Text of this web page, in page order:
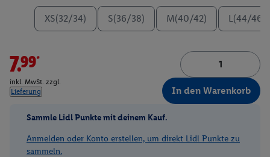
XS(32/34) S(36/38) M(40/42) L(44/46)
7.99*
inkl. MwSt. zzgl.
Lieferung
In den Warenkorb
Sammle Lidl Punkte mit deinem Kauf.
Anmelden oder Konto erstellen, um direkt Lidl Punkte zu
sammeln.